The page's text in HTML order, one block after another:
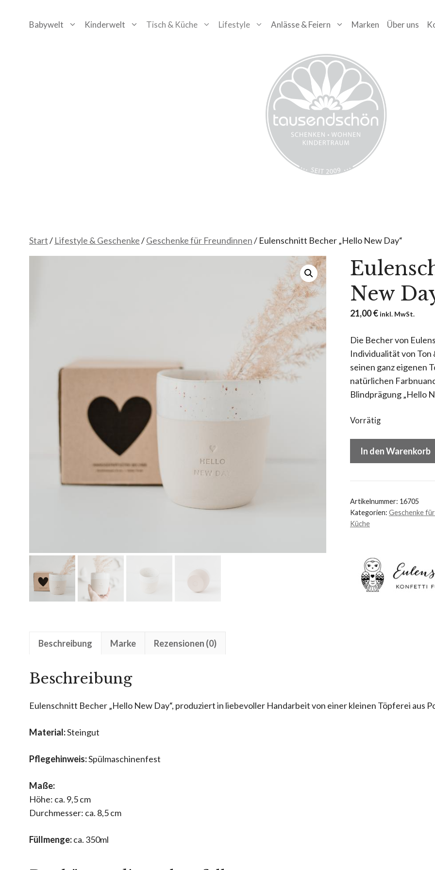
ZumBabywelt Kinderwelt Tisch & Küche Lifestyle Anlässe & Feiern Marken Über uns
Start/ Lifestyle & Geschenke/Geschenke für Freundinnen/ Eulenschnitt Becher „Hello New Day“
New
21,00€ inkl. MwSt.
Die Becher von
Individualität von Ton
seinen ganz eigenen
natürlichen
Blindprägung „Hello
Vorrätig
Eulenschnitt
Day"
Menge
In den Warenkorb
Artikelnummer: 16705
Kategorien: Geschenke
Küche
Beschreibung Marke Rezensionen (0)
Beschreibung
Eulenschnitt Becher „Hello New Day“, produziert in liebevoller Handarbeit von einer kleinen Töpferei aus
Material:Steingut
Pflegehinweis:Spülmaschinenfest
Maße:
Höhe: ca. 9,5 cm
Durchmesser: ca. 8,5 cm
Füllmenge:ca. 350ml